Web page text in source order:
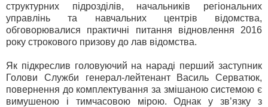
структурних підрозділів, начальників регіональних
управлінь та навчальних центрів відомства,
обговорювалися практичні питання відновлення 2016
року строкового призову до лав відомства.
Як підкреслив головуючий на нараді перший заступник
Голови Служби генерал-лейтенант Василь Серватюк,
повернення до комплектування за змішаною системою є
вимушеною і тимчасовою мірою. Однак у зв’язку з